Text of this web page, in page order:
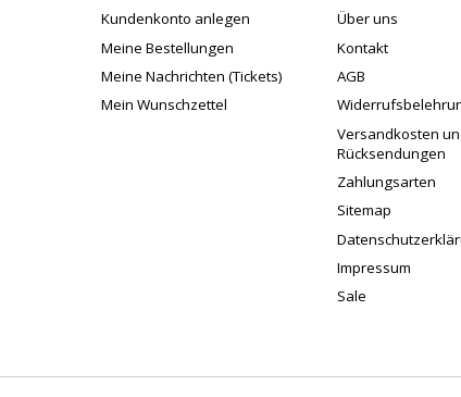
Kundenkonto anlegen
Meine Bestellungen
Meine Nachrichten (Tickets)
Mein Wunschzettel
Über uns
Kontakt
AGB
Versandkosten
Rücksendungen
Zahlungsarten
Sitemap
Impressum
Sale